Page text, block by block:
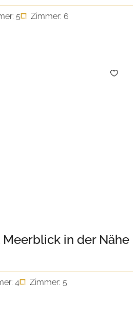
5
Zimmer: 6
in der Nähe
4
Zimmer: 5